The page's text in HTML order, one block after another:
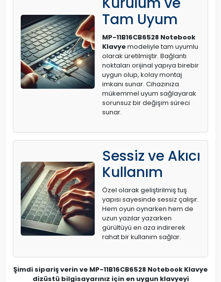
Tam Uyum
MP-11B16CB6528 Notebook
Klavyemodeliyle tam uyumlu
olarak üretilmiştir. Bağlantı
noktaları orijinal yapıya birebir
uygun olup, kolay montaj
imkanı sunar. Cihazınıza
mükemmel uyum sağlayarak
sorunsuz bir değişim süreci
sunar.
Sessiz ve Akıcı
Kullanım
Özel olarak geliştirilmiş tuş
yapısı sayesinde sessiz çalışır.
Hem oyun oynarken hem de
uzun yazılar yazarken
gürültüyü en aza indirerek
rahat bir kullanım sağlar.
Şimdi sipariş verin ve MP-11B16CB6528 Notebook Klavye
dizüstü bilgisayarınız için en uygun klavyeyi